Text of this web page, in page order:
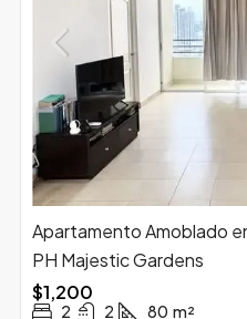
Apartamento Amoblado
PH Majestic Gardens
$1,200
2 2 80 m²